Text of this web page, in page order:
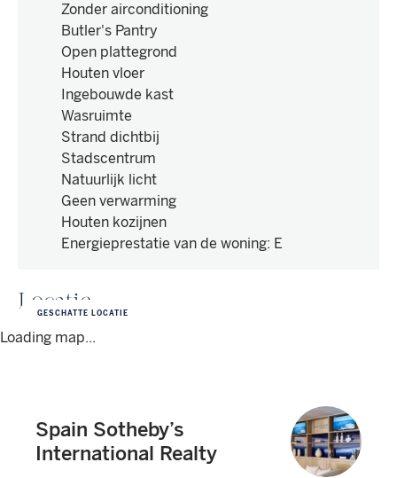
Zonder airconditioning
Butler's Pantry
Open plattegrond
Houten vloer
Ingebouwde kast
Wasruimte
Strand dichtbij
Stadscentrum
Natuurlijk licht
Geen verwarming
Houten kozijnen
Energieprestatie van de woning: E
Locatie
Loading map...
GESCHATTE LOCATIE
Spain Sotheby’s
International Realty